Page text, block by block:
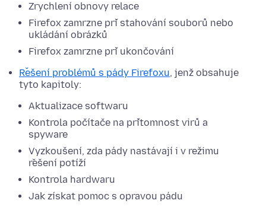
Zrychlení obnovy relace
Firefox zamrzne při stahování souborů nebo
ukládání obrázků
Firefox zamrzne při ukončování
Řešení problémů s pády Firefoxu, jenž obsahuje
tyto kapitoly:
Aktualizace softwaru
Kontrola počítače na přítomnost virů a
spyware
Vyzkoušení, zda pády nastávají i v režimu
řešení potíží
Kontrola hardwaru
Jak získat pomoc s opravou pádu